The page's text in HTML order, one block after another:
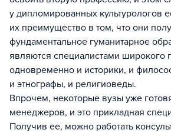
у дипломированных культурологов
их преимущество в том, что они
фундаментальное гуманитарное
являются специалистами широкого
одновременно и историки, и
и этнографы, и религиоведы.
Впрочем, некоторые вузы уже
менеджеров, и это прикладная
Получив ее, можно работать